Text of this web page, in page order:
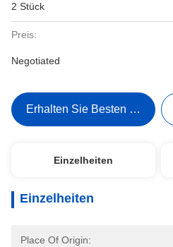
2 Stück
Preis:
Negotiated
Erhalten Sie Besten Preis
Einzelheiten
Einzelheiten
Place Of Origin: